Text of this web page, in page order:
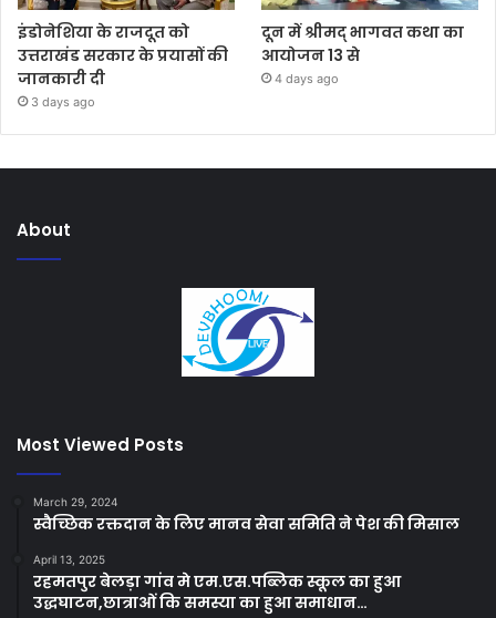
इंडोनेशिया के राजदूत को
उत्तराखंड सरकार के प्रयासों की
जानकारी दी
3 days ago
दून में श्रीमद् भागवत कथा का
आयोजन 13 से
4 days ago
About
Most Viewed Posts
March 29, 2024
स्वैच्छिक रक्तदान के लिए मानव सेवा समिति ने पेश की मिसाल
April 13, 2025
रहमतपुर बेलड़ा गांव मे एम.एस.पब्लिक स्कूल का हुआ
उद्धघाटन,छात्राओं कि समस्या का हुआ समाधान…